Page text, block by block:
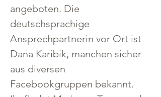
angeboten. Die
deutschsprachige
Ansprechpartnerin vor Ort ist
Dana Karibik, manchen sicher
aus diversen
Facebookgruppen bekannt.